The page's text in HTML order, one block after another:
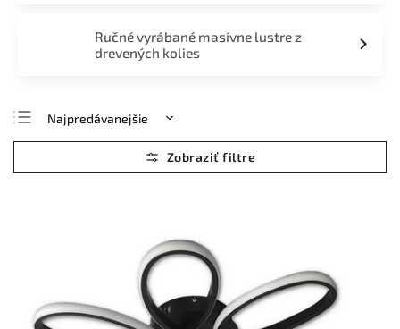
Ručné vyrábané masívne lustre z
drevených kolies
Najpredávanejšie
Najlacnejšie
Najdrahšie